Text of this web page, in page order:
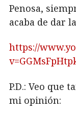
Penosa,
acaba de dar
https://
P.D.: Veo que
mi opinión: